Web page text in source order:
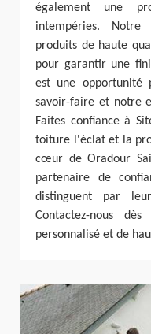
également une
intempéries.
produits de haute
pour garantir une
est une opportunité
savoir-faire et notre
Faites confiance à
toiture l'éclat et la
cœur de Oradour
partenaire de
distinguent par
Contactez-nous
personnalisé et de